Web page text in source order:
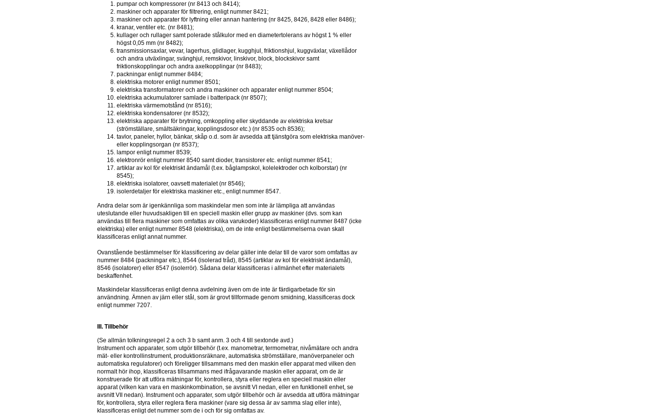
pumpar och kompressorer (nr 8413 och 8414);
maskiner och apparater för filtrering, enligt nummer 8421;
maskiner och apparater för lyftning eller annan hantering (nr 8425, 8426, 8428 eller 8486);
kranar, ventiler etc. (nr 8481);
kullager och rullager samt polerade stålkulor med en diametertolerans av högst 1 % eller
högst 0,05 mm (nr 8482);
transmissionsaxlar, vevar, lagerhus, glidlager, kugghjul, friktionshjul, kuggväxlar, växellådor
och andra utväxlingar, svänghjul, remskivor, linskivor, block, blockskivor samt
friktionskopplingar och andra axelkopplingar (nr 8483);
packningar enligt nummer 8484;
elektriska motorer enligt nummer 8501;
elektriska transformatorer och andra maskiner och apparater enligt nummer 8504;
elektriska ackumulatorer samlade i batteripack (nr 8507);
elektriska värmemotstånd (nr 8516);
elektriska kondensatorer (nr 8532);
elektriska apparater för brytning, omkoppling eller skyddande av elektriska kretsar
(strömställare, smältsäkringar, kopplingsdosor etc.) (nr 8535 och 8536);
tavlor, paneler, hyllor, bänkar, skåp o.d. som är avsedda att tjänstgöra som elektriska manöver-
eller kopplingsorgan (nr 8537);
lampor enligt nummer 8539;
elektronrör enligt nummer 8540 samt dioder, transistorer etc. enligt nummer 8541;
artiklar av kol för elektriskt ändamål (t.ex. båglampskol, kolelektroder och kolborstar) (nr
8545);
elektriska isolatorer, oavsett materialet (nr 8546);
isolerdetaljer för elektriska maskiner etc., enligt nummer 8547.
Andra delar som är igenkännliga som maskindelar men som inte är lämpliga att användas
uteslutande eller huvudsakligen till en speciell maskin eller grupp av maskiner (dvs. som kan
användas till flera maskiner som omfattas av olika varukoder) klassificeras enligt nummer 8487 (icke
elektriska) eller enligt nummer 8548 (elektriska), om de inte enligt bestämmelserna ovan skall
klassificeras enligt annat nummer.
Ovanstående bestämmelser för klassificering av delar gäller inte delar till de varor som omfattas av
nummer 8484 (packningar etc.), 8544 (isolerad tråd), 8545 (artiklar av kol för elektriskt ändamål),
8546 (isolatorer) eller 8547 (isolerrör). Sådana delar klassificeras i allmänhet efter materialets
beskaffenhet.
Maskindelar klassificeras enligt denna avdelning även om de inte är färdigarbetade för sin
användning. Ämnen av järn eller stål, som är grovt tillformade genom smidning, klassificeras dock
enligt nummer 7207.
III. Tillbehör
(Se allmän tolkningsregel 2 a och 3 b samt anm. 3 och 4 till sextonde avd.)
Instrument och apparater, som utgör tillbehör (t.ex. manometrar, termometrar, nivåmätare och andra
mät- eller kontrollinstrument, produktionsräknare, automatiska strömställare, manöverpaneler och
automatiska regulatorer) och föreligger tillsammans med den maskin eller apparat med vilken den
normalt hör ihop, klassificeras tillsammans med ifrågavarande maskin eller apparat, om de är
konstruerade för att utföra mätningar för, kontrollera, styra eller reglera en speciell maskin eller
apparat (vilken kan vara en maskinkombination, se avsnitt VI nedan, eller en funktionell enhet, se
avsnitt VII nedan). Instrument och apparater, som utgör tillbehör och är avsedda att utföra mätningar
för, kontrollera, styra eller reglera flera maskiner (vare sig dessa är av samma slag eller inte),
klassificeras enligt det nummer som de i och för sig omfattas av.